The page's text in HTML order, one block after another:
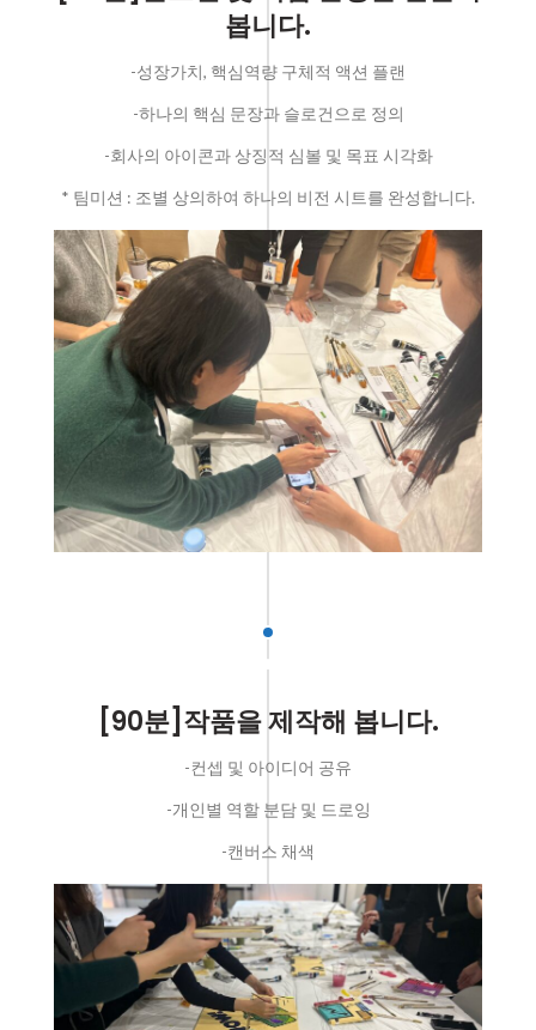
봅니다.
-성장가치, 핵심역량 구체적 액션 플랜
-하나의 핵심 문장과 슬로건으로 정의
-회사의 아이콘과 상징적 심볼 및 목표 시각화
* 팀미션 : 조별 상의하여 하나의 비전 시트를 완성합니다.
[90분]작품을 제작해 봅니다.
-컨셉 및 아이디어 공유
-개인별 역할 분담 및 드로잉
-캔버스 채색